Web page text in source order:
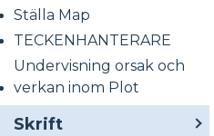
Ställa Map
TECKENHANTERARE
Undervisning orsak och
verkan inom Plot
Skrift